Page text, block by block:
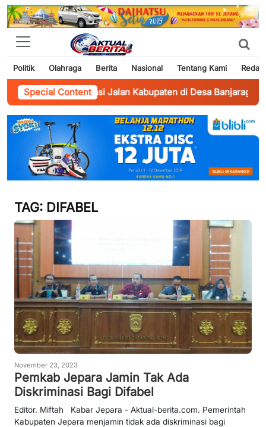
Politik Olahraga Berita Nasional Tentang Kami
Special Content
Realisasi Jalan Kabupaten di Desa Banjaragung
TAG: DIFABEL
November 23, 2023
Pemkab Jepara Jamin Tak Ada
Diskriminasi Bagi Difabel
Editor. Miftah Kabar Jepara - Aktual-berita.com. Pemerintah
Kabupaten Jepara menjamin tidak ada diskriminasi bagi